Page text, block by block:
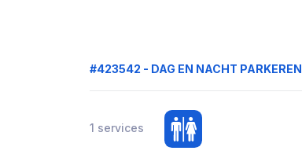
#423542 - DAG EN NACHT PARKEREN
1 services